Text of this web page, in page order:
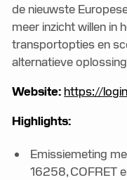
de nieuwste
meer inzicht willen in
transportopties en
alternatieve
Website: https://
Highlights:
Emissiemeting
16258, COFRET